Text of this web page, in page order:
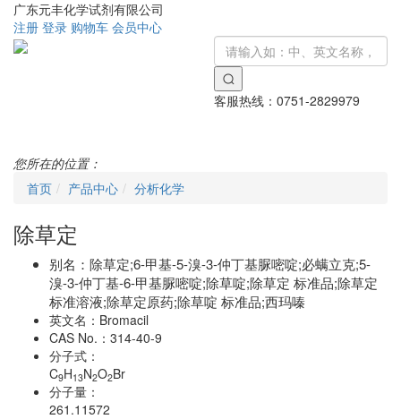
广东元丰化学试剂有限公司
注册 登录 购物车 会员中心
客服热线： 0751-2829979
您所在的位置：
首页
产品中心 分析化学
除草定
别名： 除草定;6-甲基-5-溴-3-仲丁基脲嘧啶;必螨立克;5-
溴-3-仲丁基-6-甲基脲嘧啶;除草啶;除草定 标准品;除草定
标准溶液;除草定原药;除草啶 标准品;西玛嗪
英文名： Bromacil
CAS No.： 314-40-9
分子式：
C9H13N2O2Br
分子量：
261.11572